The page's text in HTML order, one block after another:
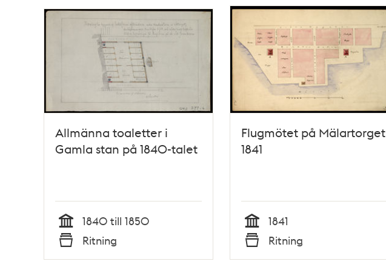
Relaterade
Allmänna toaletter i
Gamla stan på 1840-talet
Tid
1840 till 1850
Typ
Ritning
Flugmötet på Mälartorget
1841
Tid
1841
Typ
Ritning